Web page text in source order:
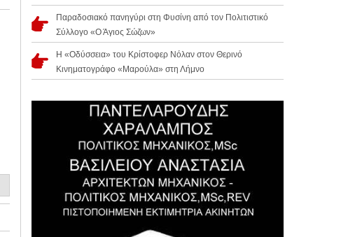
Παραδοσιακό πανηγύρι στη Φυσίνη από τον Πολιτιστικό
Σύλλογο «Ο Άγιος Σώζων»
Η «Οδύσσεια» του Κρίστοφερ Νόλαν στον Θερινό
Κινηματογράφο «Μαρούλα» στη Λήμνο